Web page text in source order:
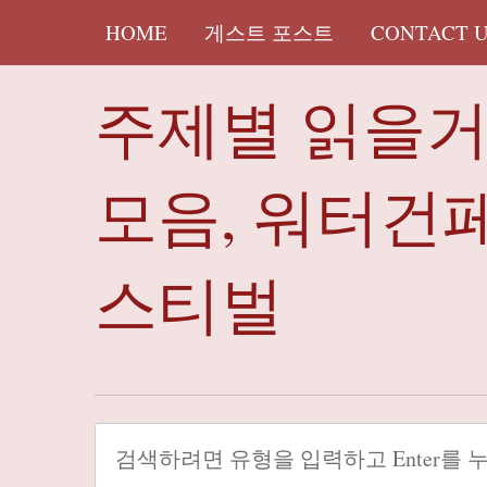
HOME 게스트 포스트 CONTACT
주제별 읽을
모음, 워터건
스티벌